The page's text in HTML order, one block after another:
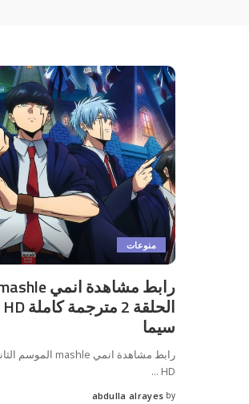
منوعات
سيما
HD
...
by
abdulla alrayes